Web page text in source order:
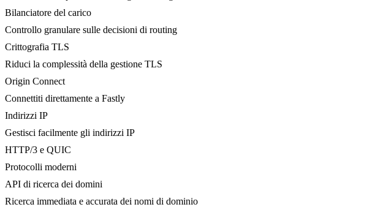
Bilanciatore del carico
Controllo granulare sulle decisioni di routing
Crittografia TLS
Riduci la complessità della gestione TLS
Origin Connect
Connettiti direttamente a Fastly
Indirizzi IP
Gestisci facilmente gli indirizzi IP
HTTP/3 e QUIC
Protocolli moderni
API di ricerca dei domini
Ricerca immediata e accurata dei nomi di dominio